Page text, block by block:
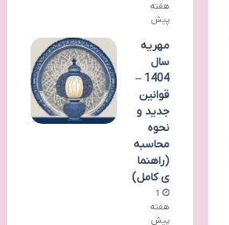
هفته
پیش
مهریه
سال
1404 –
قوانین
جدید و
نحوه
محاسبه
(راهنما
ی کامل)
1
هفته
پیش